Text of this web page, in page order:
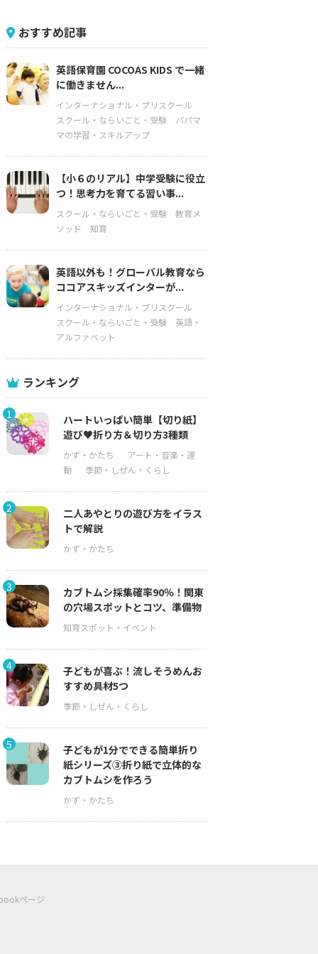
おすすめ記事
英語保育園 COCOAS KIDS で一緒
に働きません...
インターナショナル・プリスクール
スクール・ならいごと・受験
パパマ
マの学習・スキルアップ
【小６のリアル】中学受験に役立
つ！思考力を育てる習い事...
スクール・ならいごと・受験
教育メ
ソッド
知育
英語以外も！グローバル教育なら
ココアスキッズインターが...
インターナショナル・プリスクール
スクール・ならいごと・受験
英語・
アルファベット
ランキング
1
ハートいっぱい簡単【切り紙】
遊び♥折り方＆切り方3種類
2
二人あやとりの遊び方をイラス
トで解説
3
カブトムシ採集確率90％！関東
の穴場スポットとコツ、準備物
4
子どもが喜ぶ！流しそうめんお
すすめ具材5つ
5
子どもが1分でできる簡単折り
紙シリーズ③折り紙で立体的な
カブトムシを作ろう
ページ